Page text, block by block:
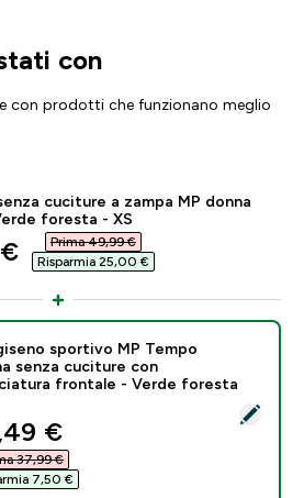
con
con prodotti che funzionano meglio
cuciture a zampa MP donna
foresta - XS
price
Prima 49,99 €‎
Risparmia 25,00 €‎
prodotto - Reggiseno sportivo
sportivo MP Tempo
senza cuciture con
frontale - Verde foresta
price
€‎
37,99 €‎
7,50 €‎